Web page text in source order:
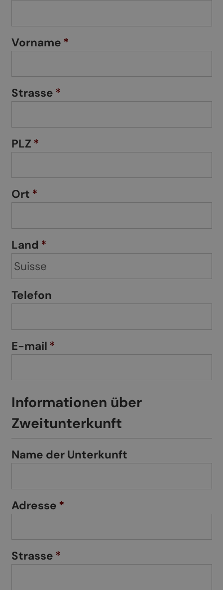
Vorname *
Strasse *
PLZ *
Ort *
Land *
Telefon
E-mail *
Informationen über
Zweitunterkunft
Name der Unterkunft
Adresse *
Strasse *